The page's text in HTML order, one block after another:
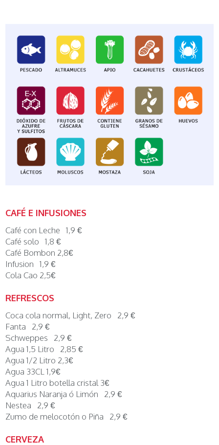
CAFÉ E INFUSIONES
Café con Leche 1,9 €
Café solo 1,8 €
Café Bombon 2,8€
Infusion 1,9 €
Cola Cao 2,5€
REFRESCOS
Coca cola normal, Light, Zero 2,9 €
Fanta 2,9 €
Schweppes 2,9 €
Agua 1,5 Litro 2,85 €
Agua 1/2 Litro 2,3€
Agua 33CL 1,9€
Agua 1 Litro botella cristal 3€
Aquarius Naranja ó Limón 2,9 €
Nestea 2,9 €
Zumo de melocotón o Piña 2,9 €
CERVEZA